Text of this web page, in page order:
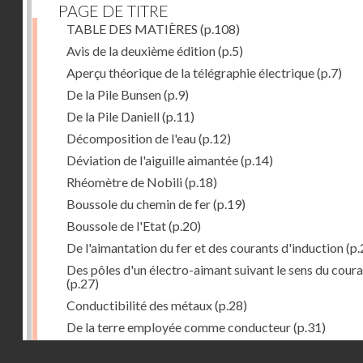
PAGE DE TITRE
TABLE DES MATIÈRES (p.108)
Avis de la deuxième édition(p.5)
Aperçu théorique de la télégraphie électrique(p.7)
De la Pile Bunsen(p.9)
De la Pile Daniell(p.11)
Décomposition de l'eau(p.12)
Déviation de l'aiguille aimantée(p.14)
Rhéomètre de Nobili(p.18)
Boussole du chemin de fer(p.19)
Boussole de l'Etat(p.20)
De l'aimantation du fer et des courants d'induction
Des pôles d'un électro-aimant suivant le sens du
(p.27)
Conductibilité des métaux(p.28)
De la terre employée comme conducteur(p.31)